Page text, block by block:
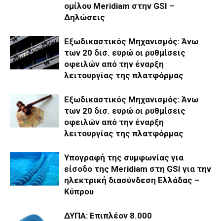
ομίλου Meridiam στην GSI –
Δηλώσεις
Εξωδικαστικός Μηχανισμός: Άνω
των 20 δισ. ευρώ οι ρυθμίσεις
οφειλών από την έναρξη
λειτουργίας της πλατφόρμας
Εξωδικαστικός Μηχανισμός: Άνω
των 20 δισ. ευρώ οι ρυθμίσεις
οφειλών από την έναρξη
λειτουργίας της πλατφόρμας
Υπογραφή της συμφωνίας για
είσοδο της Meridiam στη GSI για την
ηλεκτρική διασύνδεση Ελλάδας –
Κύπρου
ΔΥΠΑ: Επιπλέον 8.000